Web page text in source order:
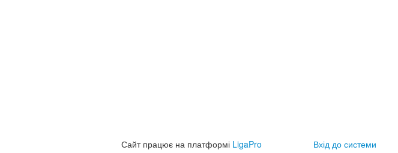
Сайт працює на платформі LigaPro Вхід до системи